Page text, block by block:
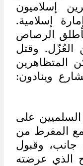
إسلاميون
إسلامية.
الرصاص
العُزّل. وقتل
المتظاهرين
وينادون:
السلميين على
المفرط من
جانب، وقبول
الذي عرضته